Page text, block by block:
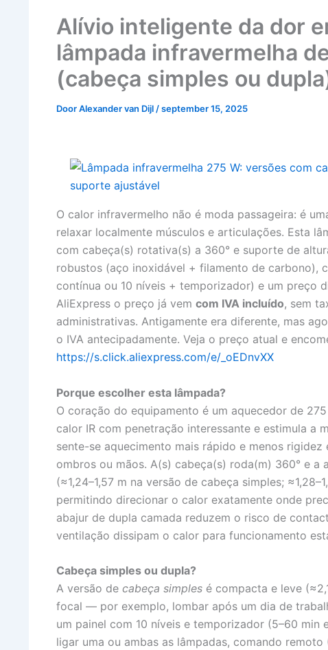
Alívio inteligente da dor
lâmpada infravermelha
(cabeça simples ou
DoorAlexander van Dijl /september 15, 2025
O calor infravermelho não é moda passageira: é
relaxar localmente músculos e articulações. Esta
com cabeça(s) rotativa(s) a 360° e suporte de
robustos (aço inoxidável + filamento de carbono),
contínua ou 10 níveis + temporizador) e um preço
AliExpress o preço já vem com IVA incluído, sem
administrativas. Antigamente era diferente, mas
o IVA antecipadamente. Veja o preço atual e
https://s.click.aliexpress.com/e/_oEDnvXX
Porque escolher esta lâmpada?
O coração do equipamento é um aquecedor de
calor IR com penetração interessante e estimula a
sente-se aquecimento mais rápido e menos rigidez
ombros ou mãos. A(s) cabeça(s) roda(m) 360° e a
(≈1,24–1,57 m na versão de cabeça simples;
permitindo direcionar o calor exatamente onde
abajur de dupla camada reduzem o risco de
ventilação dissipam o calor para funcionamento
Cabeça simples ou dupla?
A versão de cabeça simples é compacta e leve
focal — por exemplo, lombar após um dia de
um painel com 10 níveis e temporizador (5–60 min
ligar uma ou ambas as lâmpadas, comando